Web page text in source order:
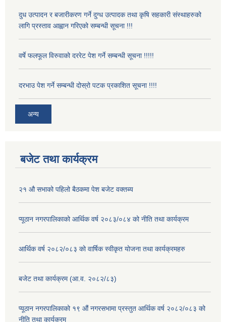
दुध उत्पादन र बजारीकरण गर्ने दुग्ध उत्पादक तथा कृषि सहकारी संस्थाहरुको
लागि प्रस्ताव आह्वान गरिएको सम्बन्धी सूचना !!!
वर्षे फलफूल विरुवाको दररेट पेश गर्ने सम्बन्धी सूचना !!!!!
दरभाउ पेश गर्ने सम्बन्धी दोस्रो पटक प्रकाशित सूचना !!!!
अन्य
बजेट तथा कार्यक्रम
२१ औ सभाको पहिलो बैठकमा पेश बजेट वक्तब्य
प्यूठान नगरपालिकाको आर्थिक वर्ष २०८३/०८४ को नीति तथा कार्यक्रम
आर्थिक वर्ष २०८२/०८३ को वार्षिक स्वीकृत योजना तथा कार्यक्रमहरु
बजेट तथा कार्यक्रम (आ.व. २०८२/८३)
प्यूठान नगरपालिकाको १९ औं नगरसभामा प्रस्तुत आर्थिक वर्ष २०८२/०८३ को
नीति तथा कार्यक्रम